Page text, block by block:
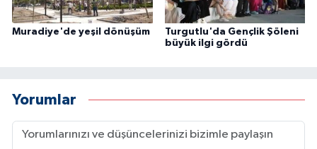
Muradiye'de yeşil dönüşüm
Turgutlu'da Gençlik Şöleni
büyük ilgi gördü
Yorumlar